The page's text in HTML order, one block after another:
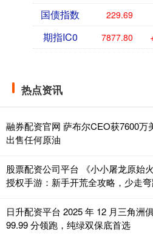
国债指数 229.69
期指IC0 7877.80
热点资讯
融券配资官网 萨布尔CEO获7600万
出售任何原油
股票配资公司平台 《小小屠龙原始
授权手游：新手开荒全攻略，少走
日升配资平台 2025 年 12 月三角洲
99.99 分领跑，纯绿双保底首选